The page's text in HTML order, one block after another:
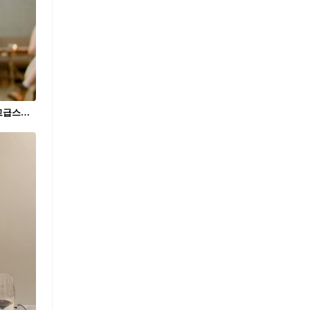
요즘 대세 남친은🤵🏻@김수현 미도의 고급스러운 디자인⌚️올봄 남친 시계로 추천👩🏻‍❤️‍👨🏻 #광고 1. 멀티포트 TV 빅 데이트, 158만 원 2. 바론첼리 크로노그래프 문페이즈, 400만 원 3. 멀티포트 크로노미터 1, 185만 원 4. 멀티포트 패트리모니 크로노그래프, 291만 원 5. 오션스타 600 크로노미터, 254만